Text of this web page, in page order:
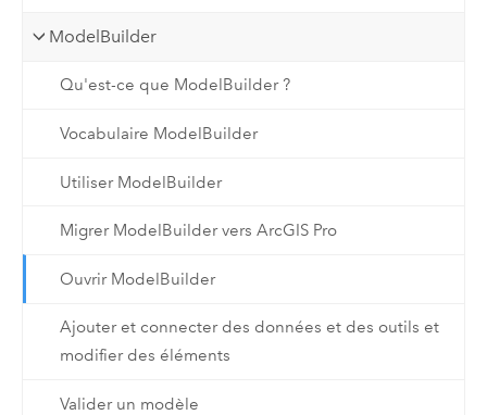
ModelBuilder
Qu'est-ce que ModelBuilder ?
Vocabulaire ModelBuilder
Utiliser ModelBuilder
Migrer ModelBuilder vers ArcGIS Pro
Ouvrir ModelBuilder
Ajouter et connecter des données et des outils et
modifier des éléments
Valider un modèle